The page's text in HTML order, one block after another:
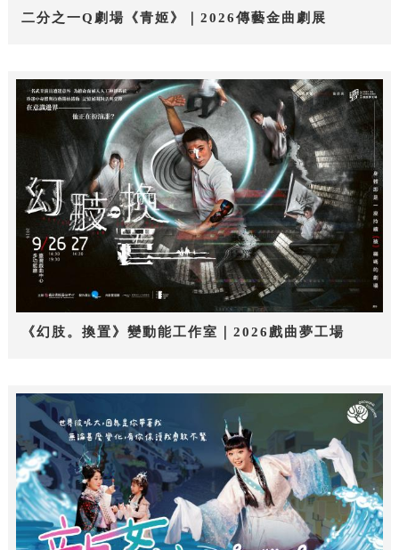
二分之一Q劇場《青姬》｜2026傳藝金曲劇展
《幻肢。換置》變動能工作室｜2026戲曲夢工場